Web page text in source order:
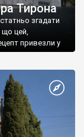
Тирона
згадати
що цей,
привезли у